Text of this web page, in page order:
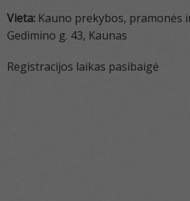
Vieta: Kauno prekybos, pramonės
Gedimino g. 43, Kaunas
Registracijos laikas pasibaigė